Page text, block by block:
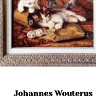
Johannes Wouterus